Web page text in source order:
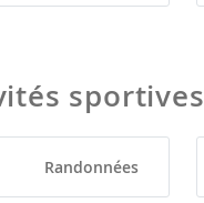
sportives
Randonnées